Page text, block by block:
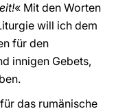
« Mit den Worten
will ich dem
für den
innigen Gebets,
das rumänische